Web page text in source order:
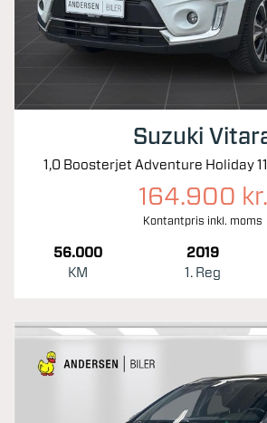
Suzuki
1,0 Boosterjet Adventure Holiday
164.900 kr.
Kontantpris inkl. moms
56.000
KM
2019
1. Reg